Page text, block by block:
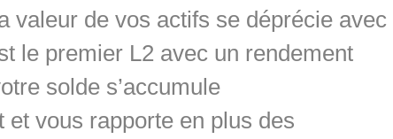
valeur de vos actifs se déprécie avec
le premier L2 avec un rendement
solde s’accumule
et vous rapporte en plus des